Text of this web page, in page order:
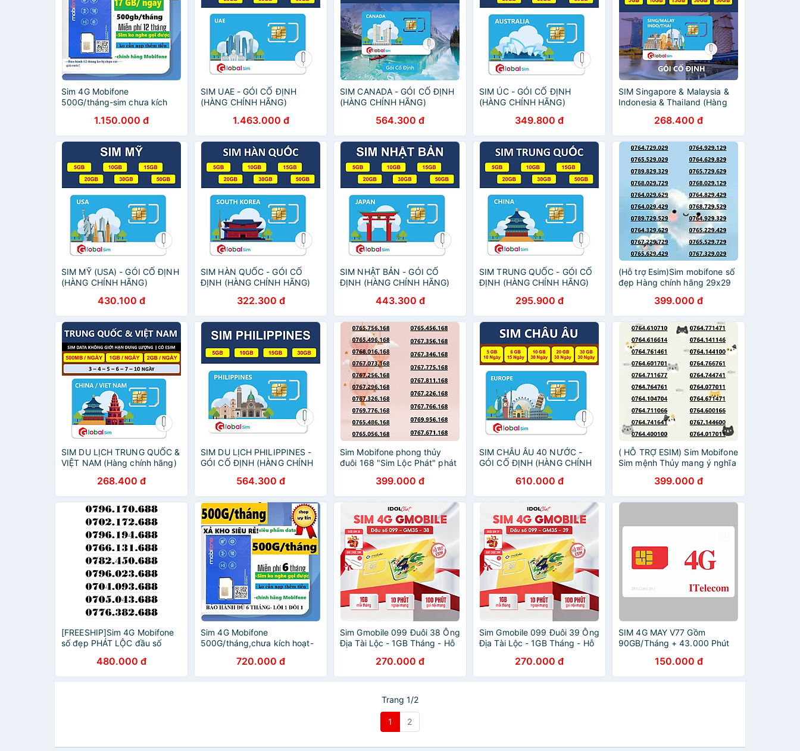
Sim 4G Mobifone
500G/tháng-sim chưa kích
THÁNG- Hàng chính hãng
1.150.000 đ
SIM UAE - GÓI CỐ ĐỊNH
(HÀNG CHÍNH HÃNG)
1.463.000 đ
SIM CANADA - GÓI CỐ ĐỊNH
(HÀNG CHÍNH HÃNG)
564.300 đ
SIM ÚC - GÓI CỐ ĐỊNH
(HÀNG CHÍNH HÃNG)
349.800 đ
SIM Singapore & Malaysia &
Indonesia & Thailand (Hàng
268.400 đ
SIM MỸ (USA) - GÓI CỐ ĐỊNH
(HÀNG CHÍNH HÃNG)
430.100 đ
SIM HÀN QUỐC - GÓI CỐ
ĐỊNH (HÀNG CHÍNH HÃNG)
322.300 đ
SIM NHẬT BẢN - GÓI CỐ
ĐỊNH (HÀNG CHÍNH HÃNG)
443.300 đ
SIM TRUNG QUỐC - GÓI CỐ
ĐỊNH (HÀNG CHÍNH HÃNG)
295.900 đ
(Hỗ trợ Esim)Sim mobifone số
đẹp Hàng chính hãng 29x29
CHƯA ĐĂNG KÝ CHÍNH CHỦ)
399.000 đ
SIM DU LỊCH TRUNG QUỐC &
VIỆT NAM (Hàng chính hãng)
268.400 đ
SIM DU LỊCH PHILIPPINES -
GÓI CỐ ĐỊNH (HÀNG CHÍNH
564.300 đ
Sim Mobifone phong thủy
đuôi 168 "Sim Lộc Phát" phát
(CHƯA KÍCH HOẠT, PHẢI
ĐĂNG KÝ CHÍNH CHỦ )-
HÀNG CHÍNH HÃNG
399.000 đ
SIM CHÂU ÂU 40 NƯỚC -
GÓI CỐ ĐỊNH (HÀNG CHÍNH
610.000 đ
( HỖ TRỢ ESIM) Sim Mobifone
Sim mệnh Thủy mang ý nghĩa
(CHƯA KÍCH HOẠT, PHẢI
ĐĂNG KÝ CHÍNH CHỦ)-
HÀNG CHÍNH HÃNG
399.000 đ
[FREESHIP]Sim 4G Mobifone
số đẹp PHÁT LỘC đầu số
480.000 đ
Sim 4G Mobifone
500G/tháng,chưa kích hoạt-
Hãng chính hãng
720.000 đ
Sim Gmobile 099 Đuôi 38 Ông
Địa Tài Lộc - 1GB Tháng - Hỗ
270.000 đ
Sim Gmobile 099 Đuôi 39 Ông
Địa Tài Lộc - 1GB Tháng - Hỗ
270.000 đ
SIM 4G MAY V77 Gồm
90GB/Tháng + 43.000 Phút
Mẫu ngẫu nhiên
150.000 đ
Trang 1/2
1 2